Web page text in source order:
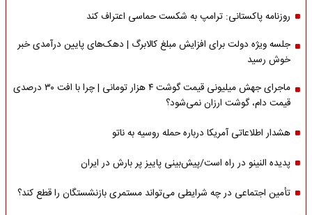
روزنامه پاکستانی: ترامپ به شکست حماسی اعتراف کند
جلسه ویژه دولت برای افزایش مبلغ کالابرگ | دهک‌های پایین درآمدی خبر
خوش رسید
ماجرای جهش میلیونی قیمت گوشت ۴ هزار تومانی | چرا با افت ۳۰ درصدی
قیمت دام، گوشت ارزان نمی‌شود؟
هشدار اطلاعاتی آمریکا درباره حمله روسیه به ناتو
پدیده النینو در راه است/پیش‌بینی پاییز پر بارش در ایران
تأمین اجتماعی در چه شرایطی می‌تواند مستمری بازنشستگان را قطع کند؟